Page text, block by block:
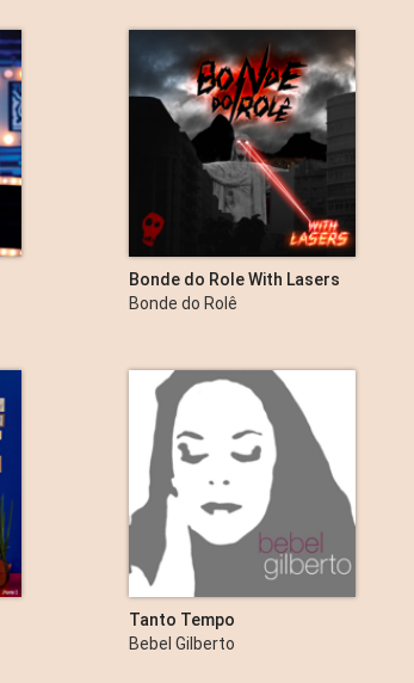
Bonde do Role With Lasers
Bonde do Rolê
Tanto Tempo
Bebel Gilberto